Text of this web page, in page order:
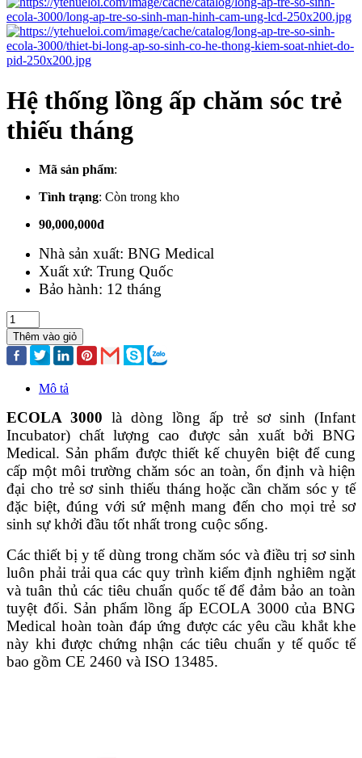
Hệ thống lồng ấp chăm sóc trẻ
thiếu tháng
Mã sản phẩm:
Tình trạng: Còn trong kho
90,000,000đ
Nhà sản xuất: BNG Medical
Xuất xứ: Trung Quốc
Bảo hành: 12 tháng
Thêm vào giỏ
Mô tả
ECOLA 3000 là dòng lồng ấp trẻ sơ sinh (Infant
Incubator) chất lượng cao được sản xuất bởi BNG
Medical. Sản phẩm được thiết kế chuyên biệt để cung
cấp một môi trường chăm sóc an toàn, ổn định và hiện
đại cho trẻ sơ sinh thiếu tháng hoặc cần chăm sóc y tế
đặc biệt, đúng với sứ mệnh mang đến cho mọi trẻ sơ
sinh sự khởi đầu tốt nhất trong cuộc sống.
Các thiết bị y tế dùng trong chăm sóc và điều trị sơ sinh
luôn phải trải qua các quy trình kiểm định nghiêm ngặt
và tuân thủ các tiêu chuẩn quốc tế để đảm bảo an toàn
tuyệt đối. Sản phẩm lồng ấp ECOLA 3000 của BNG
Medical hoàn toàn đáp ứng được các yêu cầu khắt khe
này khi được chứng nhận các tiêu chuẩn y tế quốc tế
bao gồm CE 2460 và ISO 13485.